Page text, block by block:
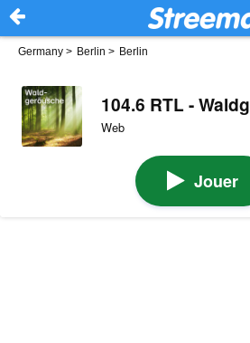
Germany > Berlin > Berlin
104.6 RTL -
Web
Jouer